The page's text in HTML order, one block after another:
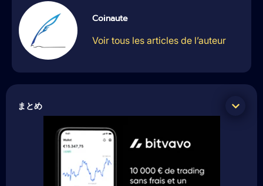
Coinaute
Voir tous les articles de l’auteur
まとめ